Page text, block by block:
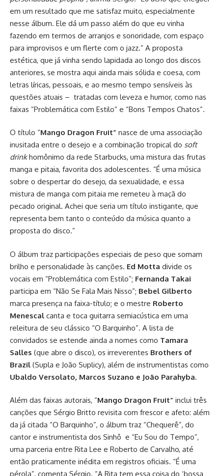
em um resultado que me satisfaz muito, especialmente
nesse álbum. Ele dá um passo além do que eu vinha
fazendo em termos de arranjos e sonoridade, com espaço
para improvisos e um flerte com o jazz.” A proposta
estética, que já vinha sendo lapidada ao longo dos discos
anteriores, se mostra aqui ainda mais sólida e coesa, com
letras líricas, pessoais, e ao mesmo tempo sensíveis às
questões atuais – tratadas com leveza e humor, como nas
faixas “Problemática com Estilo” e “Bons Tempos Chatos”.
O título “Mango Dragon Fruit” nasce de uma associação
inusitada entre o desejo e a combinação tropical do soft
drinkhomônimo da rede Starbucks, uma mistura das frutas
manga e pitaia, favorita dos adolescentes. “É uma música
sobre o despertar do desejo, da sexualidade, e essa
mistura de manga com pitaia me remeteu à maçã do
pecado original. Achei que seria um título instigante, que
representa bem tanto o conteúdo da música quanto a
proposta do disco.”
O álbum traz participações especiais de peso que somam
brilho e personalidade às canções. Ed Motta divide os
vocais em “Problemática com Estilo”; Fernanda Takai
participa em “Não Se Fala Mais Nisso”; Bebel Gilberto
marca presença na faixa-título; e o mestre Roberto
Menescal canta e toca guitarra semiacústica em uma
releitura de seu clássico “O Barquinho”. A lista de
convidados se estende ainda a nomes como Tamara
Salles (que abre o disco), os irreverentes Brothers of
Brazil (Supla e João Suplicy), além de instrumentistas como
Ubaldo Versolato, Marcos Suzano e João Parahyba.
Além das faixas autorais, “Mango Dragon Fruit” inclui três
canções que Sérgio Britto revisita com frescor e afeto: além
da já citada “O Barquinho”, o álbum traz “Chequerê”, do
cantor e instrumentista dos Sinhô e “Eu Sou do Tempo”,
uma parceria entre Rita Lee e Roberto de Carvalho, até
então praticamente inédita em registros oficiais. “É uma
pérola”, comenta Sérgio. “A Rita tem essa coisa do ‘bossa